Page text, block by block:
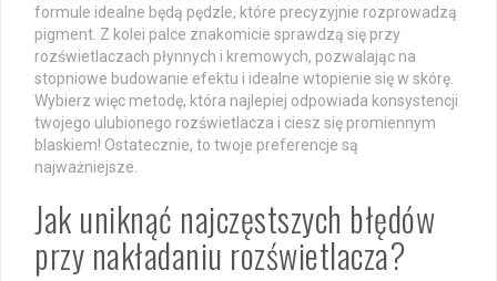
formule idealne będą pędzle, które precyzyjnie rozprowadzą
pigment. Z kolei palce znakomicie sprawdzą się przy
rozświetlaczach płynnych i kremowych, pozwalając na
stopniowe budowanie efektu i idealne wtopienie się w skórę.
Wybierz więc metodę, która najlepiej odpowiada konsystencji
twojego ulubionego rozświetlacza i ciesz się promiennym
blaskiem! Ostatecznie, to twoje preferencje są
najważniejsze.
Jak uniknąć najczęstszych błędów
przy nakładaniu rozświetlacza?